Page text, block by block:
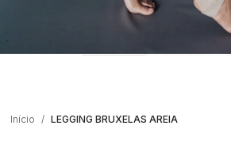
Início LEGGING BRUXELAS AREIA